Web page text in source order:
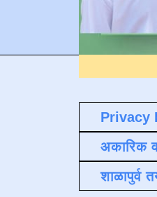
Privacy
अकारिक
शाळापुर्व